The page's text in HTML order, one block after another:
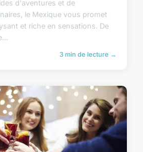
d'aventures et de
le Mexique vous promet
et riche en sensations. De
3 min de lecture →